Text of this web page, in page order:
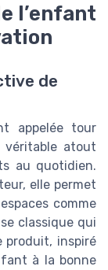
l’enfant
de
appelée tour
véritable atout
au quotidien.
elle permet
comme
classique qui
produit, inspiré
à la bonne